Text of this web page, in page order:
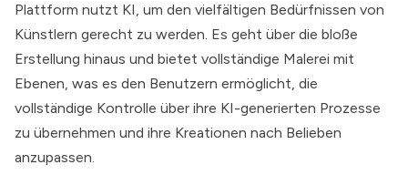
Plattform nutzt KI, um den vielfältigen Bedürfnissen von
Künstlern gerecht zu werden. Es geht über die bloße
Erstellung hinaus und bietet vollständige Malerei mit
Ebenen, was es den Benutzern ermöglicht, die
vollständige Kontrolle über ihre KI-generierten Prozesse
zu übernehmen und ihre Kreationen nach Belieben
anzupassen.